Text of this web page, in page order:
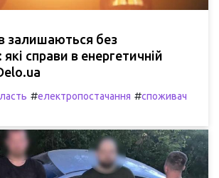
залишаються без
справи в енергетичній
#електропостачання #споживач